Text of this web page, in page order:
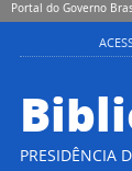
Portal do Governo
PRESIDÊNCIA